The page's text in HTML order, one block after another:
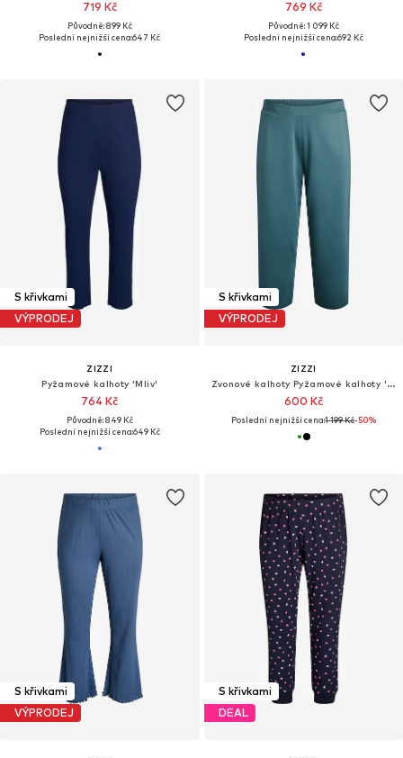
719 Kč
Původně: 899 Kč
Poslední nejnižší cena:647 Kč
769 Kč
Původně: 1 099 Kč
Poslední nejnižší cena:692 Kč
S křivkami
VÝPRODEJ
ZIZZI
Pyžamové kalhoty 'Mliv'
764 Kč
Původně: 849 Kč
Poslední nejnižší cena:649 Kč
S křivkami
VÝPRODEJ
ZIZZI
Zvonové kalhoty Pyžamové kalhoty 'MALISA'
600 Kč
Poslední nejnižší cena:1 199 Kč-50%
S křivkami
VÝPRODEJ
S křivkami
DEAL